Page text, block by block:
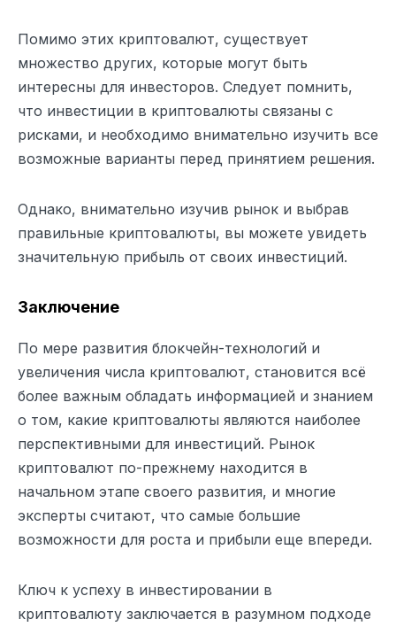
Помимо этих криптовалют, существует
множество других, которые могут быть
интересны для инвесторов. Следует помнить,
что инвестиции в криптовалюты связаны с
рисками, и необходимо внимательно изучить все
возможные варианты перед принятием решения.
Однако, внимательно изучив рынок и выбрав
правильные криптовалюты, вы можете увидеть
значительную прибыль от своих инвестиций.
Заключение
По мере развития блокчейн-технологий и
увеличения числа криптовалют, становится всё
более важным обладать информацией и знанием
о том, какие криптовалюты являются наиболее
перспективными для инвестиций. Рынок
криптовалют по-прежнему находится в
начальном этапе своего развития, и многие
эксперты считают, что самые большие
возможности для роста и прибыли еще впереди.
Ключ к успеху в инвестировании в
криптовалюту заключается в разумном подходе